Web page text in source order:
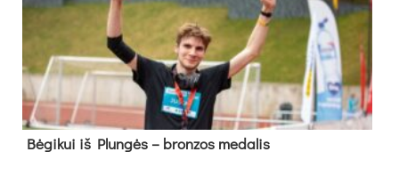
Bė­gi­kui iš Plun­gės – bron­zos me­da­lis